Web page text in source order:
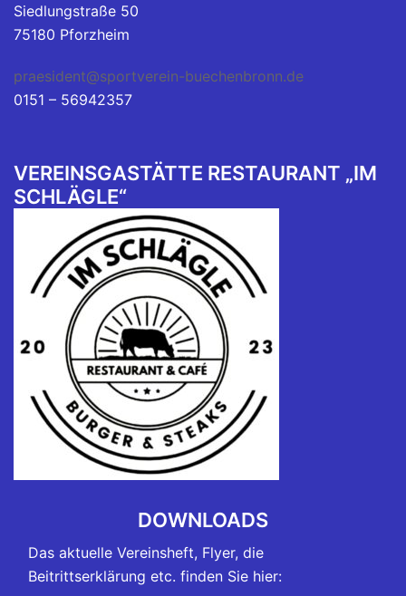
Siedlungstraße 50
75180 Pforzheim
praesident@sportverein-buechenbronn.de
0151 – 56942357
VEREINSGASTÄTTE RESTAURANT „IM
SCHLÄGLE“
DOWNLOADS
Das aktuelle Vereinsheft, Flyer, die
Beitrittserklärung etc. finden Sie hier: